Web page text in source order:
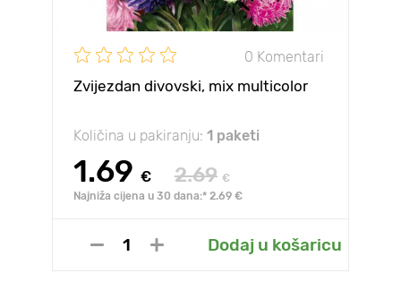
0 Komentari
Zvijezdan divovski, mix multicolor
Količina u pakiranju: 1 paketi
1.69 € 2.69 €
Najniža cijena u 30 dana:* 2.69 €
Dodaj u košaricu